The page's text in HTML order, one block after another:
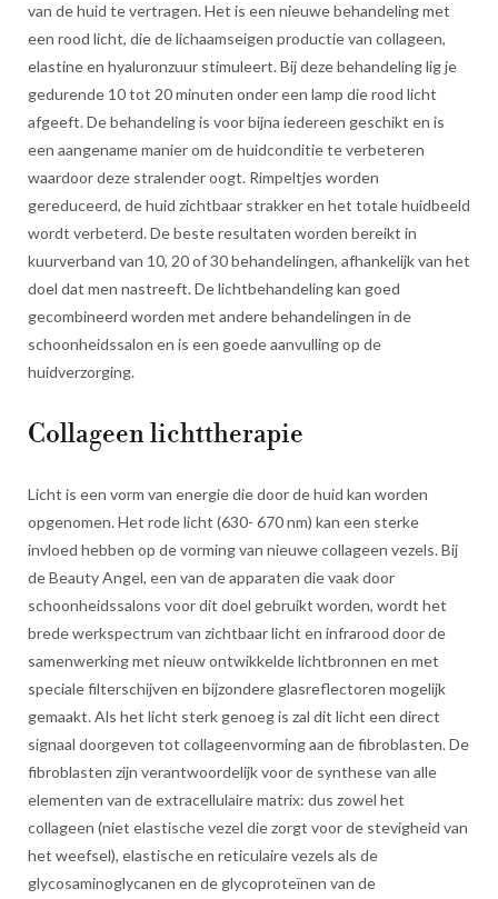
van de huid te vertragen. Het is een nieuwe behandeling met
een rood licht, die de lichaamseigen productie van collageen,
elastine en hyaluronzuur stimuleert. Bij deze behandeling lig je
gedurende 10 tot 20 minuten onder een lamp die rood licht
afgeeft. De behandeling is voor bijna iedereen geschikt en is
een aangename manier om de huidconditie te verbeteren
waardoor deze stralender oogt. Rimpeltjes worden
gereduceerd, de huid zichtbaar strakker en het totale huidbeeld
wordt verbeterd. De beste resultaten worden bereikt in
kuurverband van 10, 20 of 30 behandelingen, afhankelijk van het
doel dat men nastreeft. De lichtbehandeling kan goed
gecombineerd worden met andere behandelingen in de
schoonheidssalon en is een goede aanvulling op de
huidverzorging.
Collageen lichttherapie
Licht is een vorm van energie die door de huid kan worden
opgenomen. Het rode licht (630- 670 nm) kan een sterke
invloed hebben op de vorming van nieuwe collageen vezels. Bij
de Beauty Angel, een van de apparaten die vaak door
schoonheidssalons voor dit doel gebruikt worden, wordt het
brede werkspectrum van zichtbaar licht en infrarood door de
samenwerking met nieuw ontwikkelde lichtbronnen en met
speciale filterschijven en bijzondere glasreflectoren mogelijk
gemaakt. Als het licht sterk genoeg is zal dit licht een direct
signaal doorgeven tot collageenvorming aan de fibroblasten. De
fibroblasten zijn verantwoordelijk voor de synthese van alle
elementen van de extracellulaire matrix: dus zowel het
collageen (niet elastische vezel die zorgt voor de stevigheid van
het weefsel), elastische en reticulaire vezels als de
glycosaminoglycanen en de glycoproteïnen van de